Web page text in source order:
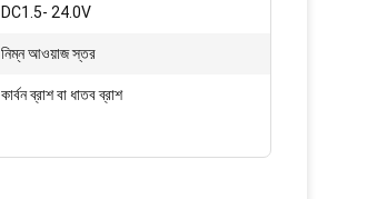
DC1.5- 24.0V
নিম্ন আওয়াজ স্তর
কার্বন ব্রাশ বা ধাতব ব্রাশ